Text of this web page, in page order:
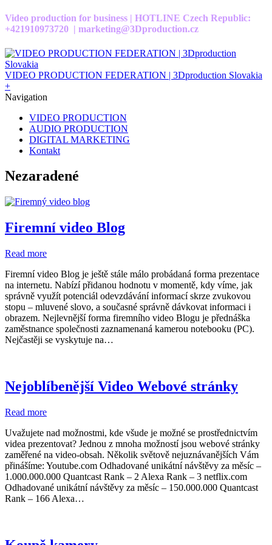
Video production for business | HOTLINE Czech Republic:
+421910973720 | marketing@3Dproduction.cz
VIDEO PRODUCTION FEDERATION | 3Dproduction Slovakia
+
Navigation
VIDEO PRODUCTION
AUDIO PRODUCTION
DIGITAL MARKETING
Kontakt
Nezaradené
Firemní video Blog
Read more
Firemní video Blog je ještě stále málo probádaná forma prezentace
na internetu. Nabízí přidanou hodnotu v momentě, kdy víme, jak
správně využít potenciál odevzdávání informací skrze zvukovou
stopu – mluvené slovo, a současné správně dávkovat informaci i
obrazem. Nejlevnější forma firemního video Blogu je přednáška
zaměstnance společnosti zaznamenaná kamerou notebooku (PC).
Nejčastěji se vyskytuje na…
Nejoblíbenější Video Webové stránky
Read more
Uvažujete nad možnostmi, kde všude je možné se prostřednictvím
videa prezentovat? Jednou z mnoha možností jsou webové stránky
zaměřené na video-obsah. Několik světově nejuznávanějších Vám
přinášíme: Youtube.com Odhadované unikátní návštěvy za měsíc –
1.000.000.000 Quantcast Rank – 2 Alexa Rank – 3 netflix.com
Odhadované unikátní návštěvy za měsíc – 150.000.000 Quantcast
Rank – 166 Alexa…